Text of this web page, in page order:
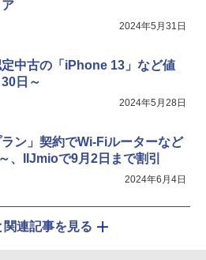
2024年5月31日
定中古の「iPhone 13」など値
日～
2024年5月28日
ラン」契約でWi-Fiルーターなど
、IIJmioで9月2日まで割引
2024年6月4日
関連記事を見る